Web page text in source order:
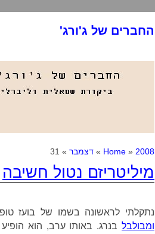
החברים של ג'ורג'
Home » 2008
» דצמבר » 31
מיליטריזם נטול חשיבה
נתקלתי לראשונה בשמו של בועז
ומבולבל בנרג. באותו ערב, הוא